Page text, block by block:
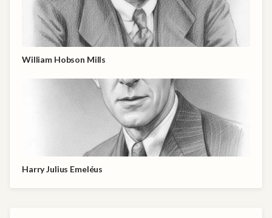
William Hobson Mills
Harry Julius Emeléus